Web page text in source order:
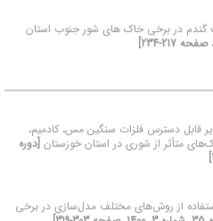
گندم در برخی خاک های شور جنوب استان
قابل دسترس فلزات سنگین مس، کادمیم،
متأثر از شوری در استان خوزستان [دوره
از روش‌های مختلف مدل‌سازی در برخی